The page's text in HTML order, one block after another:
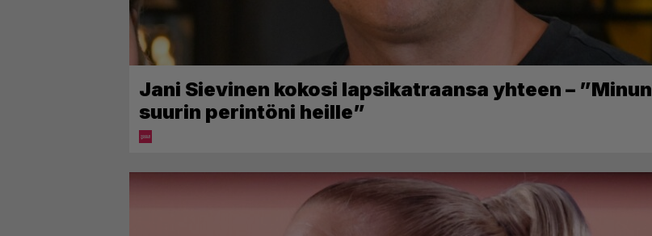
Jani Sievinen kokosi lapsikatraansa yhteen – ”Minun
suurin perintöni heille”